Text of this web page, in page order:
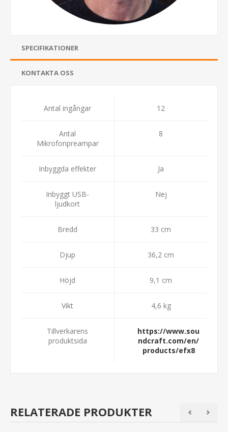
SPECIFIKATIONER
KONTAKTA OSS
Antal ingångar 12
Antal
Mikrofonpreampar
8
Inbyggda effekter Ja
Inbyggt USB-
ljudkort
Nej
Bredd 33 cm
Djup 36,2 cm
Höjd 9,1 cm
Vikt 4,6 kg
Tillverkarens
produktsida
https://www.sou
ndcraft.com/en/
products/efx8
RELATERADE PRODUKTER